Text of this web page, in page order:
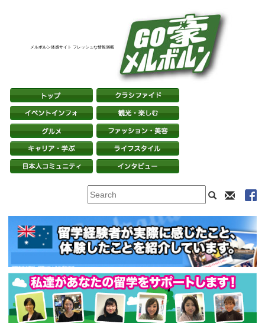
メルボルン体感サイト フレッシュな情報満載